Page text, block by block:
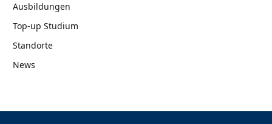
Ausbildungen
Top-up Studium
Standorte
News